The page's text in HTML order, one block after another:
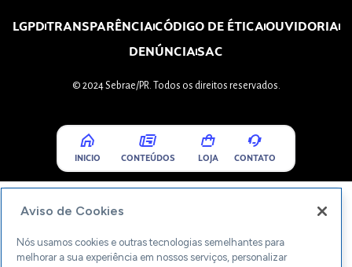
LGPDTRANSPARÊNCIACÓDIGO DE ÉTICAOUVIDORIA
DENÚNCIASAC
© 2024 Sebrae/PR. Todos os direitos reservados.
INICIO CONTEÚDOS LOJA CONTATO
Aviso de Cookies
Nós usamos cookies e outras tecnologias semelhantes para
melhorar a sua experiência em nossos serviços, personalizar